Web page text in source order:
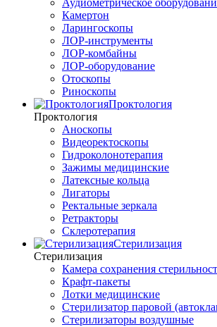
Аудиометрическое
Камертон
Ларингоскопы
ЛОР-инструменты
ЛОР-комбайны
ЛОР-оборудование
Отоскопы
Риноскопы
Проктология
Проктология
Аноскопы
Видеоректоскопы
Гидроколонотерапия
Зажимы медицинские
Латексные кольца
Лигаторы
Ректальные зеркала
Ретракторы
Склеротерапия
Стерилизация
Стерилизация
Камера сохранения
Крафт-пакеты
Лотки медицинские
Стерилизатор паровой
Стерилизаторы воздушные